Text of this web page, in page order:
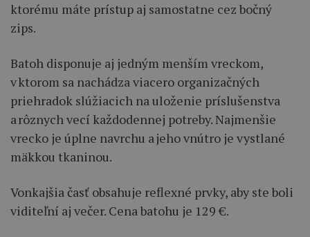
ktorému máte prístup aj samostatne cez bočný
zips.
Batoh disponuje aj jedným menším vreckom,
v ktorom sa nachádza viacero organizačných
priehradok slúžiacich na uloženie príslušenstva
a rôznych vecí každodennej potreby. Najmenšie
vrecko je úplne navrchu a jeho vnútro je vystlané
mäkkou tkaninou.
Vonkajšia časť obsahuje reflexné prvky, aby ste boli
viditeľní aj večer. Cena batohu je 129 €.